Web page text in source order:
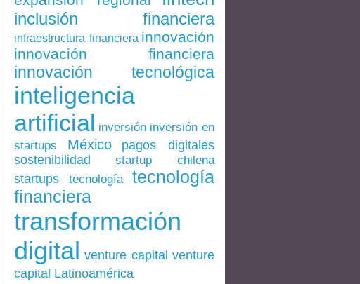
inclusión financiera
infraestructura financiera innovación
innovación financiera
innovación tecnológica
inteligencia
artificial inversión inversión en
startups
México pagos digitales
sostenibilidad startup chilena
startups tecnología
tecnología
financiera
transformación
digital venture capital venture
capital Latinoamérica